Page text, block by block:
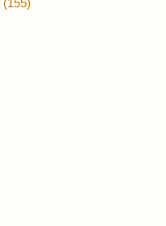
(155)